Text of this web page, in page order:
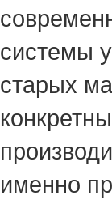
системы
старых
именно